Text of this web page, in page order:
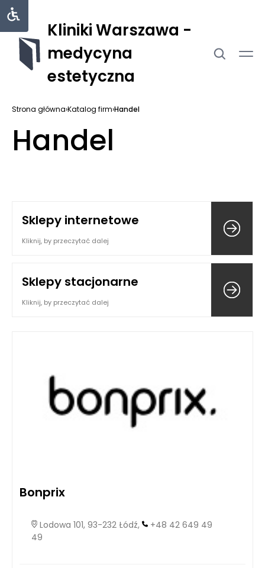
Kliniki Warszawa -
medycyna
estetyczna
Strona główna›Katalog firm›Handel
Handel
Sklepy internetowe
Kliknij, by przeczytać dalej
Sklepy stacjonarne
Kliknij, by przeczytać dalej
Bonprix
Lodowa 101, 93-232 Łódź,
+48 42 649 49
49